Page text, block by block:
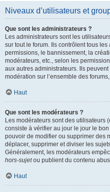
Niveaux d’utilisateurs et
Que sont les administrateurs ?
Les administrateurs sont les
sur tout le forum. Ils contrôlent tous
permissions, le bannissement, la
modérateurs, etc., selon les
aux autres administrateurs. Ils
modération sur l’ensemble des
Haut
Que sont les modérateurs ?
Les modérateurs sont des utilisateurs
consiste à vérifier au jour le jour le
pouvoir de modifier ou supprimer des
déplacer, supprimer et diviser les
Généralement, les modérateurs
hors-sujetou publient du contenu
Haut